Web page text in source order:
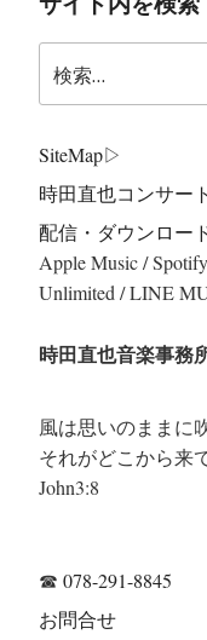
索:
SiteMap▷
時田直也コンサー
配信・ダウンロー
Apple Music /
Unlimited / LINE
時田直也音楽事務
風は思いのままに
それがどこから来
John3:8
☎ 078-291-8845
お問合せ